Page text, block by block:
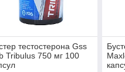
тестостерона Gss
Tribulus 750 мг 100